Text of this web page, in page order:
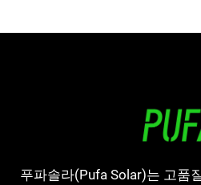
푸파솔라(Pufa Solar)는 고품